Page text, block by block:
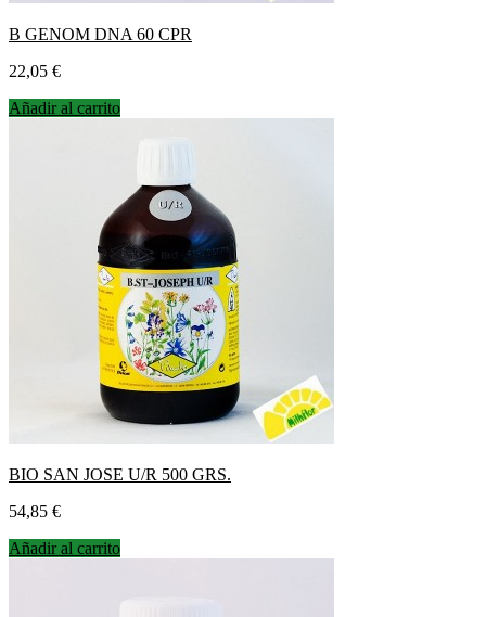
B GENOM DNA 60 CPR
Precio
22,05 €
Añadir al carrito
BIO SAN JOSE U/R 500 GRS.
Precio
54,85 €
Añadir al carrito